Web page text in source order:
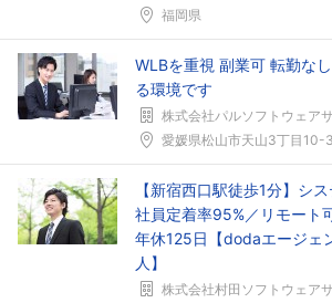
福岡県
WLBを重視 副業可 転勤な
る環境です
株式会社パルソフトウェア
愛媛県松山市天山3丁目10-31
【新宿西口駅徒歩1分】シ
社員定着率95%／リモート
年休125日【dodaエージェ
人】
株式会社村田ソフトウェア